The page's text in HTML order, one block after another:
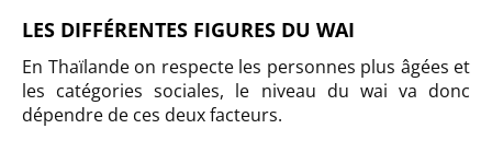
LES DIFFÉRENTES FIGURES DU WAI
En Thaïlande on respecte les personnes plus âgées et
les catégories sociales, le niveau du wai va donc
dépendre de ces deux facteurs.